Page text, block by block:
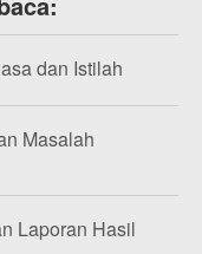
dan Istilah
Masalah
Laporan Hasil